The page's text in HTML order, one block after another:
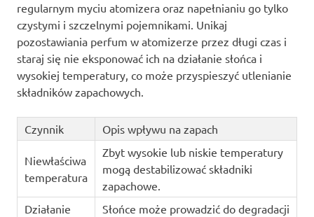
regularnym myciu atomizera oraz napełnianiu go tylko
czystymi i szczelnymi pojemnikami. Unikaj
pozostawiania perfum w atomizerze przez długi czas i
staraj się nie eksponować ich na działanie słońca i
wysokiej temperatury, co może przyspieszyć utlenianie
składników zapachowych.
Czynnik Opis wpływu na zapach
Niewłaściwa
temperatura
Zbyt wysokie lub niskie temperatury
mogą destabilizować składniki
zapachowe.
Działanie
Słońce może prowadzić do degradacji